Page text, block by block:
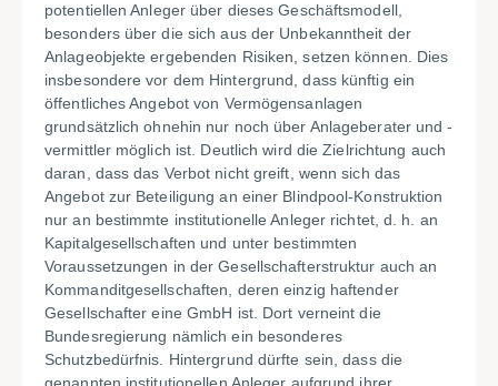
potentiellen Anleger über dieses Geschäftsmodell,
besonders über die sich aus der Unbekanntheit der
Anlageobjekte ergebenden Risiken, setzen können. Dies
insbesondere vor dem Hintergrund, dass künftig ein
öffentliches Angebot von Vermögensanlagen
grundsätzlich ohnehin nur noch über Anlageberater und -
vermittler möglich ist. Deutlich wird die Zielrichtung auch
daran, dass das Verbot nicht greift, wenn sich das
Angebot zur Beteiligung an einer Blindpool-Konstruktion
nur an bestimmte institutionelle Anleger richtet, d. h. an
Kapitalgesellschaften und unter bestimmten
Voraussetzungen in der Gesellschafterstruktur auch an
Kommanditgesellschaften, deren einzig haftender
Gesellschafter eine GmbH ist. Dort verneint die
Bundesregierung nämlich ein besonderes
Schutzbedürfnis. Hintergrund dürfte sein, dass die